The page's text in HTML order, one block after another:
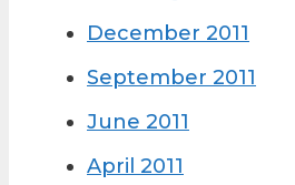
December 2011
September 2011
June 2011
April 2011